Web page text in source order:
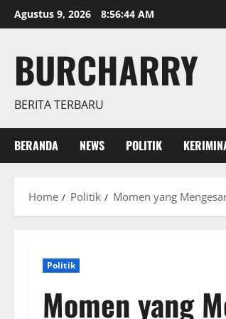
Skip
to
Agustus 9, 2026 8:56:45 AM
BURCHARRY
BERITA TERBARU
BERANDA NEWS POLITIK
Home Politik Momen yang
Politik
Momen yang